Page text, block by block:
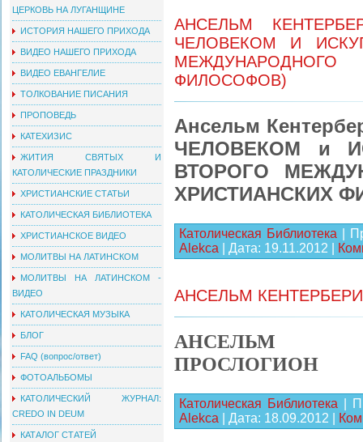
ЦЕРКОВЬ НА ЛУГАНЩИНЕ
ИСТОРИЯ НАШЕГО ПРИХОДА
ВИДЕО НАШЕГО ПРИХОДА
ВИДЕО ЕВАНГЕЛИЕ
ТОЛКОВАНИЕ ПИСАНИЯ
ПРОПОВЕДЬ
КАТЕХИЗИС
ЖИТИЯ СВЯТЫХ И
КАТОЛИЧЕСКИЕ ПРАЗДНИКИ
ХРИСТИАНСКИЕ СТАТЬИ
КАТОЛИЧЕСКАЯ БИБЛИОТЕКА
ХРИСТИАНСКОЕ ВИДЕО
МОЛИТВЫ НА ЛАТИНСКОМ
МОЛИТВЫ НА ЛАТИНСКОМ -
ВИДЕО
КАТОЛИЧЕСКАЯ МУЗЫКА
БЛОГ
FAQ (вопрос/ответ)
ФОТОАЛЬБОМЫ
КАТОЛИЧЕСКИЙ ЖУРНАЛ:
CREDO IN DEUM
КАТАЛОГ СТАТЕЙ
АНСЕЛЬМ
ЧЕЛОВЕКОМ И
МЕЖДУНАРОДНОГО
ФИЛОСОФОВ)
Ансельм
ЧЕЛОВЕКОМ и
ВТОРОГО
ХРИСТИАНСКИХ
Католическая Библиотека |
Alekca | Дата: 19.11.2012
АНСЕЛЬМ
АНСЕЛЬМ
ПРОСЛОГИОН
Католическая Библиотека |
Alekca | Дата: 18.09.2012